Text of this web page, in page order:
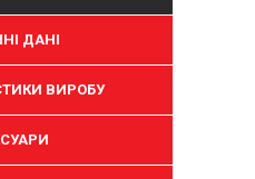
ДАНІ
ВИРОБУ